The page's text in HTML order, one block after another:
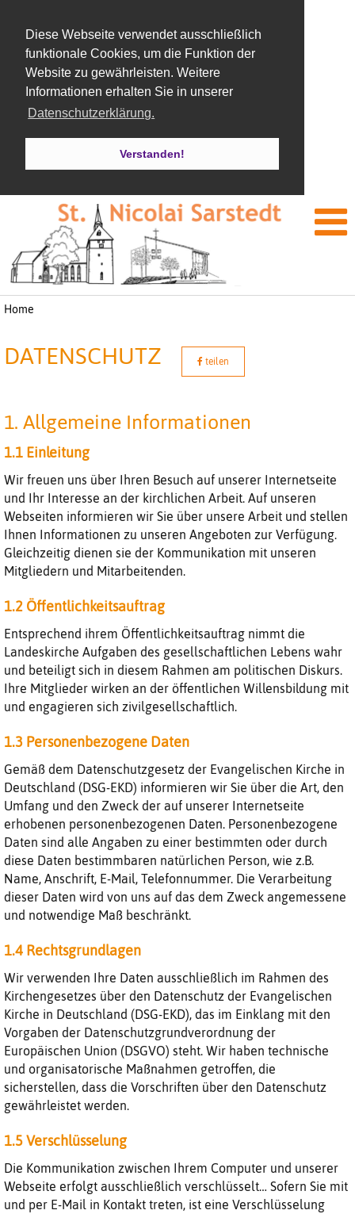
Diese Webseite verwendet ausschließlich
funktionale Cookies, um die Funktion der
Website zu gewährleisten. Weitere
Informationen erhalten Sie in unserer
Datenschutzerklärung.
Verstanden!
Home
DATENSCHUTZ teilen
1. Allgemeine Informationen
1.1 Einleitung
Wir freuen uns über Ihren Besuch auf unserer Internetseite
und Ihr Interesse an der kirchlichen Arbeit. Auf unseren
Webseiten informieren wir Sie über unsere Arbeit und stellen
Ihnen Informationen zu unseren Angeboten zur Verfügung.
Gleichzeitig dienen sie der Kommunikation mit unseren
Mitgliedern und Mitarbeitenden.
1.2 Öffentlichkeitsauftrag
Entsprechend ihrem Öffentlichkeitsauftrag nimmt die
Landeskirche Aufgaben des gesellschaftlichen Lebens wahr
und beteiligt sich in diesem Rahmen am politischen Diskurs.
Ihre Mitglieder wirken an der öffentlichen Willensbildung mit
und engagieren sich zivilgesellschaftlich.
1.3 Personenbezogene Daten
Gemäß dem Datenschutzgesetz der Evangelischen Kirche in
Deutschland (DSG-EKD) informieren wir Sie über die Art, den
Umfang und den Zweck der auf unserer Internetseite
erhobenen personenbezogenen Daten. Personenbezogene
Daten sind alle Angaben zu einer bestimmten oder durch
diese Daten bestimmbaren natürlichen Person, wie z.B.
Name, Anschrift, E-Mail, Telefonnummer. Die Verarbeitung
dieser Daten wird von uns auf das dem Zweck angemessene
und notwendige Maß beschränkt.
1.4 Rechtsgrundlagen
Wir verwenden Ihre Daten ausschließlich im Rahmen des
Kirchengesetzes über den Datenschutz der Evangelischen
Kirche in Deutschland (DSG-EKD), das im Einklang mit den
Vorgaben der Datenschutzgrundverordnung der
Europäischen Union (DSGVO) steht. Wir haben technische
und organisatorische Maßnahmen getroffen, die
sicherstellen, dass die Vorschriften über den Datenschutz
gewährleistet werden.
1.5 Verschlüsselung
Die Kommunikation zwischen Ihrem Computer und unserer
Webseite erfolgt ausschließlich verschlüsselt… Sofern Sie mit
und per E-Mail in Kontakt treten, ist eine Verschlüsselung